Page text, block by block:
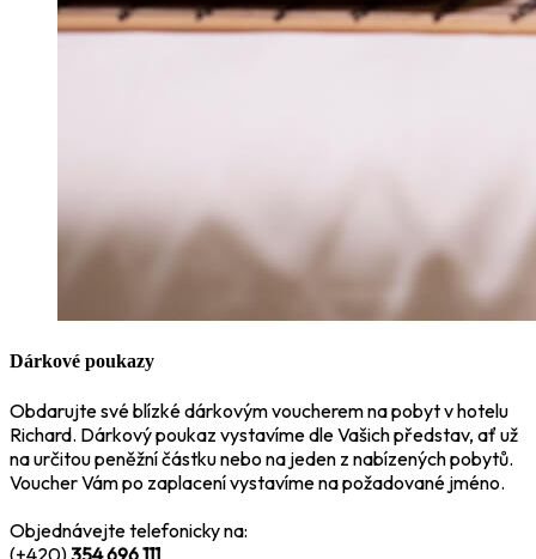
Dárkové poukazy
Obdarujte své blízké dárkovým voucherem na pobyt v hotelu
Richard. Dárkový poukaz vystavíme dle Vašich představ, ať už
na určitou peněžní částku nebo na jeden z nabízených pobytů.
Voucher Vám po zaplacení vystavíme na požadované jméno.
Objednávejte telefonicky na:
(+420)354 696 111